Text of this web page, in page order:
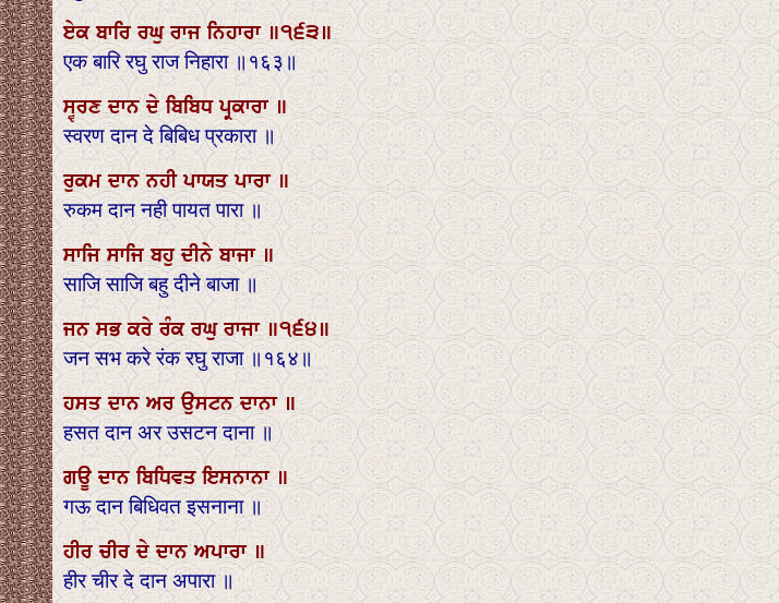
ਏਕ ਬਾਰਿ ਰਘੁ ਰਾਜ ਨਿਹਾਰਾ ॥੧੬੩॥
एक बारि रघु राज निहारा ॥१६३॥
ਸ੍ਵਰਣ ਦਾਨ ਦੇ ਬਿਬਿਧ ਪ੍ਰਕਾਰਾ ॥
स्वरण दान दे बिबिध प्रकारा ॥
ਰੁਕਮ ਦਾਨ ਨਹੀ ਪਾਯਤ ਪਾਰਾ ॥
रुकम दान नही पायत पारा ॥
ਸਾਜਿ ਸਾਜਿ ਬਹੁ ਦੀਨੇ ਬਾਜਾ ॥
साजि साजि बहु दीने बाजा ॥
ਜਨ ਸਭ ਕਰੇ ਰੰਕ ਰਘੁ ਰਾਜਾ ॥੧੬੪॥
जन सभ करे रंक रघु राजा ॥१६४॥
ਹਸਤ ਦਾਨ ਅਰ ਉਸਟਨ ਦਾਨਾ ॥
हसत दान अर उसटन दाना ॥
ਗਊ ਦਾਨ ਬਿਧਿਵਤ ਇਸਨਾਨਾ ॥
गऊ दान बिधिवत इसनाना ॥
ਹੀਰ ਚੀਰ ਦੇ ਦਾਨ ਅਪਾਰਾ ॥
हीर चीर दे दान अपारा ॥